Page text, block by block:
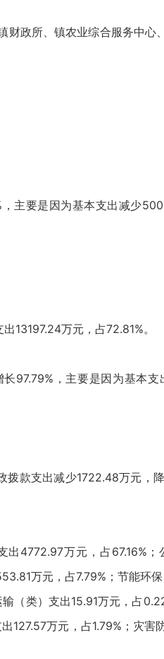
政所、镇农业综合服务中心
主要是因为基本支出减少
万元，占72.81%。
，主要是因为基本
款支出减少1722.48万元，
4772.97万元，占67.16%；
万元，占7.79%；节能环
（类）支出15.91万元，占
万元，占1.79%；灾害